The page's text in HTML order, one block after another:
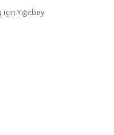
için Yiğitbey